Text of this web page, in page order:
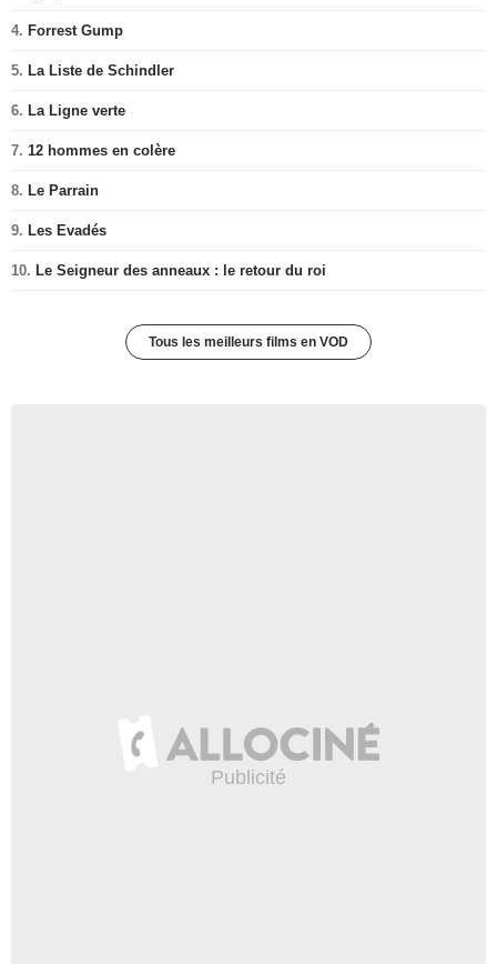
4. Forrest Gump
5. La Liste de Schindler
6. La Ligne verte
7. 12 hommes en colère
8. Le Parrain
9. Les Evadés
10. Le Seigneur des anneaux : le retour du roi
Tous les meilleurs films en VOD